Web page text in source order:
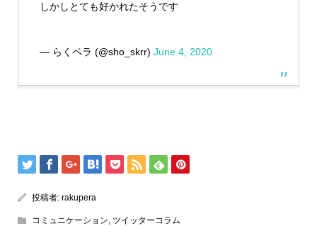
しかしとても好かれたそうです
— らくペラ (@sho_skrr) June 4, 2020
投稿者: rakupera
コミュニケーション ツイッターコラム